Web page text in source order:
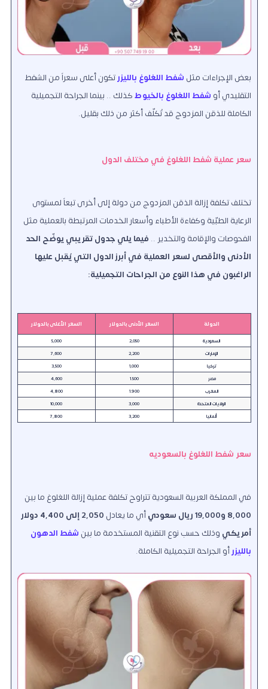
بعض الإجراءات مثل شفط اللغلوغ بالليزرتكون أعلى سعراً من الشفط
التقليدي أو شفط اللغلوغ بالخيوطكذلك .. بينما الجراحة التجميلية
الكاملة للذقن المزدوج قد تُكلّف أكثر من ذلك بقليل.
سعر عملية شفط اللغلوغ في مختلف الدول
تختلف تكلفة إزالة الذقن المزدوج من دولة إلى أخرى تبعاً لمستوى
الرعاية الطبّية وكفاءة الأطباء وأسعار الخدمات المرتبطة بالعملية مثل
الفحوصات والإقامة والتخدير .. فيما يلي جدول تقريبي يوضّح الحد
الأدنى والأقصى لسعر العملية في أبرز الدول التي يُقبل عليها
الراغبون في هذا النوع من الجراحات التجميلية:
الدولة السعر الأدنى بالدولار السعر الأعلى بالدولار
السعودية 2,050
5,000
الإمارات
2,200
7,600
تركيا
1,000
3,500
مصر
1.500
4,600
المغرب
1.900
4,800
الولايات المتحدة
3,000
10,000
ألمانيا
3,200
7,800
سعر شفط اللغلوغ بالسعوديه
في المملكة العربية السعودية تتراوح تكلفة عملية إزالة اللغلوغ ما بين
8,000 و19,000 ريال سعودي
أي ما يعادل
2,050 إلى 4,400 دولار
أمريكي وذلك حسب نوع التقنية المستخدمة ما بين شفط الدهون
بالليزرأو الجراحة التجميلية الكاملة.